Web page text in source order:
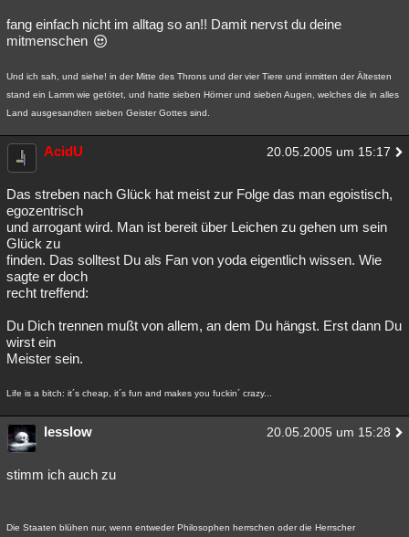
fang einfach nicht im alltag so an!! Damit nervst du deine
mitmenschen
Und ich sah, und siehe! in der Mitte des Throns und der vier Tiere und inmitten der Ältesten
stand ein Lamm wie getötet, und hatte sieben Hörner und sieben Augen, welches die in alles
Land ausgesandten sieben Geister Gottes sind.
AcidU 20.05.2005 um 15:17
Das streben nach Glück hat meist zur Folge das man egoistisch,
egozentrisch
und arrogant wird. Man ist bereit über Leichen zu gehen um sein
Glück zu
finden. Das solltest Du als Fan von yoda eigentlich wissen. Wie
sagte er doch
recht treffend:
Du Dich trennen mußt von allem, an dem Du hängst. Erst dann Du
wirst ein
Meister sein.
Life is a bitch: it´s cheap, it´s fun and makes you fuckin´ crazy...
lesslow 20.05.2005 um 15:28
stimm ich auch zu
Die Staaten blühen nur, wenn entweder Philosophen herrschen oder die Herrscher